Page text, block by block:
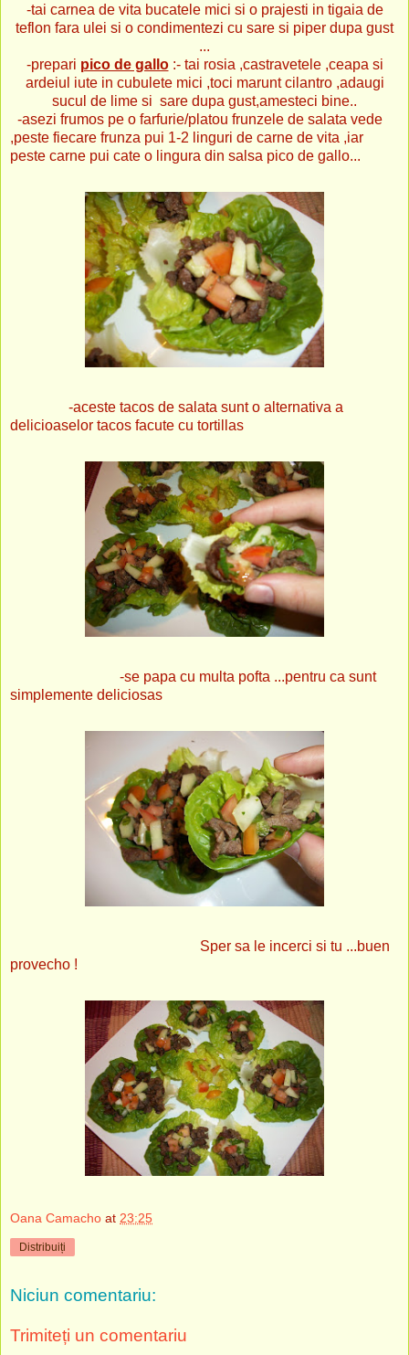
-tai carnea de vita bucatele mici si o prajesti in tigaia de
teflon fara ulei si o condimentezi cu sare si piper dupa gust
...
-prepari pico de gallo:- tai rosia ,castravetele ,ceapa si
ardeiul iute in cubulete mici ,toci marunt cilantro ,adaugi
sucul de lime si sare dupa gust,amesteci bine..
-asezi frumos pe o farfurie/platou frunzele de salata vede
,peste fiecare frunza pui 1-2 linguri de carne de vita ,iar
peste carne pui cate o lingura din salsa pico de gallo...
-aceste tacos de salata sunt o alternativa a
delicioaselor tacos facute cu tortillas
-se papa cu multa pofta ...pentru ca sunt
simplemente deliciosas
Sper sa le incerci si tu ...buen
provecho !
Oana Camacho at 23:25
Distribuiți
Niciun comentariu:
Trimiteți un comentariu